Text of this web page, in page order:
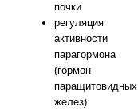
почки
регуляция
активности
парагормона
(гормон
паращитовидных
желез)